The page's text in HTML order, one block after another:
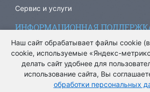
Сервис и услуги
ИНФОРМАЦИОННАЯ
info@ariacom.ru
® Все права защищены. 2013-2026.
Наш сайт обрабатывает файлы cookie
cookie, используемые «Яндекс-
делать сайт удобнее для
использование сайта, Вы
обработки персональных